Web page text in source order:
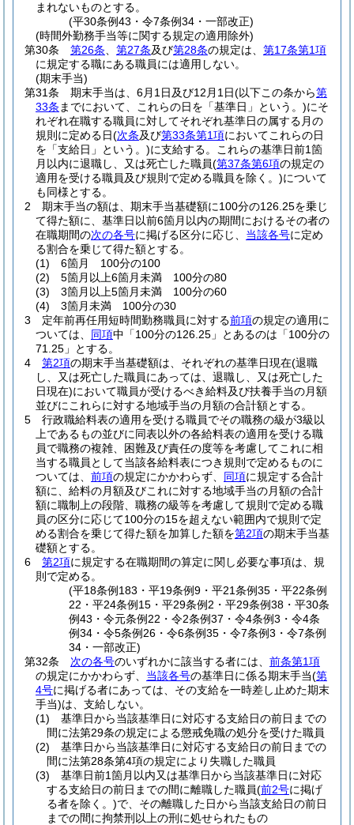
まれないものとする。
(平30条例43・令7条例34・一部改正)
(時間外勤務手当等に関する規定の適用除外)
第30条
第26条 第27条及び第28条の規定は、 第17条第1項
に規定する職にある職員には適用しない。
(期末手当)
第31条
期末手当は、6月1日及び12月1日(以下この条から第
33条 までにおいて、これらの日を「基準日」という。)にそ
れぞれ在職する職員に対してそれぞれ基準日の属する月の
規則に定める日(次条及び第33条第1項においてこれらの日
を「支給日」という。)に支給する。
これらの基準日前1箇
月以内に退職し、又は死亡した職員(第37条第6項の規定の
適用を受ける職員及び規則で定める職員を除く。)について
も同様とする。
2
期末手当の額は、期末手当基礎額に100分の126.25を乗じ
て得た額に、基準日以前6箇月以内の期間におけるその者の
在職期間の次の各号に掲げる区分に応じ、 当該各号に定め
る割合を乗じて得た額とする。
(1)
6箇月 100分の100
(2)
5箇月以上6箇月未満 100分の80
(3)
3箇月以上5箇月未満 100分の60
(4)
3箇月未満 100分の30
3
定年前再任用短時間勤務職員に対する前項の規定の適用に
ついては、 同項中「100分の126.25」とあるのは「100分の
71.25」とする。
4
第2項の期末手当基礎額は、それぞれの基準日現在(退職
し、又は死亡した職員にあっては、退職し、又は死亡した
日現在)において職員が受けるべき給料及び扶養手当の月額
並びにこれらに対する地域手当の月額の合計額とする。
5
行政職給料表の適用を受ける職員でその職務の級が3級以
上であるもの並びに同表以外の各給料表の適用を受ける職
員で職務の複雑、困難及び責任の度等を考慮してこれに相
当する職員として当該各給料表につき規則で定めるものに
ついては、 前項の規定にかかわらず、 同項に規定する合計
額に、給料の月額及びこれに対する地域手当の月額の合計
額に職制上の段階、職務の級等を考慮して規則で定める職
員の区分に応じて100分の15を超えない範囲内で規則で定
める割合を乗じて得た額を加算した額を第2項の期末手当基
礎額とする。
6
第2項に規定する在職期間の算定に関し必要な事項は、規
則で定める。
(平18条例183・平19条例9・平21条例35・平22条例
22・平24条例15・平29条例2・平29条例38・平30条
例43・令元条例22・令2条例37・令4条例3・令4条
例34・令5条例26・令6条例35・令7条例3・令7条例
34・一部改正)
第32条
次の各号のいずれかに該当する者には、 前条第1項
の規定にかかわらず、 当該各号の基準日に係る期末手当(第
4号に掲げる者にあっては、その支給を一時差し止めた期末
手当)は、支給しない。
(1)
基準日から当該基準日に対応する支給日の前日までの
間に法第29条の規定による懲戒免職の処分を受けた職員
(2)
基準日から当該基準日に対応する支給日の前日までの
間に法第28条第4項の規定により失職した職員
(3)
基準日前1箇月以内又は基準日から当該基準日に対応
する支給日の前日までの間に離職した職員(前2号に掲げ
る者を除く。)で、その離職した日から当該支給日の前日
までの間に拘禁刑以上の刑に処せられたもの